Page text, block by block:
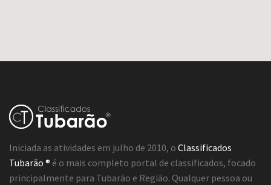
Iniciada as atividades em julho de 2010, o Classificados
Tubarão ® é o mais completo portal de classificados, focado
principalmente para Tubarão e Região. Qualquer pessoa ou